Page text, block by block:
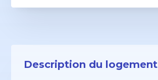
Description du logement